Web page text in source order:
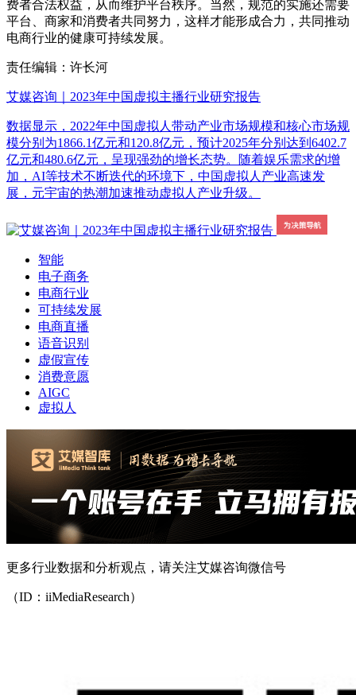
费者合法权益，从而维护平台秩序。当然，规范的实施还需要
平台、商家和消费者共同努力，这样才能形成合力，共同推动
电商行业的健康可持续发展。
责任编辑：许长河
艾媒咨询｜2023年中国虚拟主播行业研究报告
数据显示，2022年中国虚拟人带动产业市场规模和核心市场规
模分别为1866.1亿元和120.8亿元，预计2025年分别达到6402.7
亿元和480.6亿元，呈现强劲的增长态势。随着娱乐需求的增
加，AI等技术不断迭代的环境下，中国虚拟人产业高速发
展，元宇宙的热潮加速推动虚拟人产业升级。
智能
电子商务
电商行业
可持续发展
电商直播
语音识别
虚假宣传
消费意愿
AIGC
虚拟人
更多行业数据和分析观点，请关注艾媒咨询微信号
（ID：iiMediaResearch）